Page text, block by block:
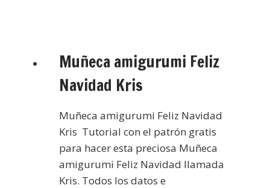
Muñeca amigurumi Feliz
Navidad Kris
Muñeca amigurumi Feliz Navidad
Kris Tutorial con el patrón gratis
para hacer esta preciosa Muñeca
amigurumi Feliz Navidad llamada
Kris. Todos los datos e